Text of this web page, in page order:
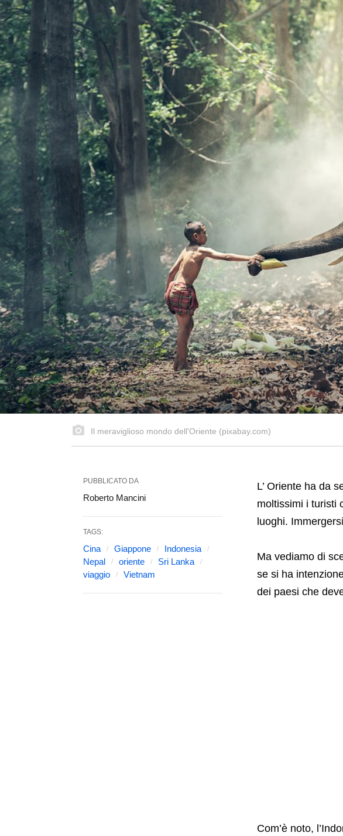
Il meraviglioso mondo dell'Oriente (pixabay.com)
L’ Oriente ha da
moltissimi i turisti
luoghi.
Ma vediamo di
se si ha
dei paesi che
Com’è noto,
PUBBLICATO DA
Roberto Mancini
TAGS:
Cina Giappone
Indonesia
Nepal
oriente
Sri Lanka
viaggio
Vietnam